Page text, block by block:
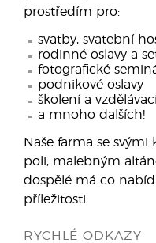
prostředím pro:
svatby, svatební
rodinné oslavy a
fotografické
podnikové oslavy
školení a
a mnoho dalších!
Naše farma se
poli, malebným
dospělé má co
příležitosti.
RYCHLÉ ODKAZY